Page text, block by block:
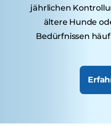
jährlichen
ältere Hunde
Bedürfnissen